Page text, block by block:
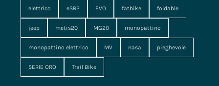
elettrico eSR2 EVO fatbike foldable
jeep metis20 MG20 monopattino
monopattino elettrico MV nasa pieghevole
SERIE ORO Trail Bike